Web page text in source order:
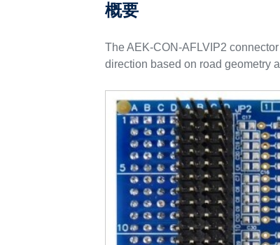
概要
The AEK-CON-AFLVIP2
direction based on road geometry